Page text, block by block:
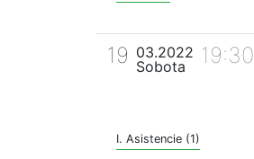
19 03.2022
Sobota
19:30
I. Asistencie (1)